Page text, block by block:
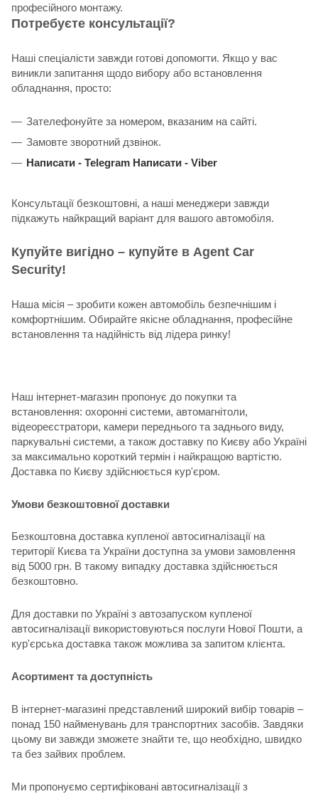
професійного монтажу.
Потребуєте консультації?
Наші спеціалісти завжди готові допомогти. Якщо у вас
виникли запитання щодо вибору або встановлення
обладнання, просто:
Зателефонуйте за номером, вказаним на сайті.
Замовте зворотний дзвінок.
Написати - Telegram Написати - Viber
Консультації безкоштовні, а наші менеджери завжди
підкажуть найкращий варіант для вашого автомобіля.
Купуйте вигідно – купуйте в Agent Car
Security!
Наша місія – зробити кожен автомобіль безпечнішим і
комфортнішим. Обирайте якісне обладнання, професійне
встановлення та надійність від лідера ринку!
Наш інтернет-магазин пропонує до покупки та
встановлення: охоронні системи, автомагнітоли,
відеореєстратори, камери переднього та заднього виду,
паркувальні системи, а також доставку по Києву або Україні
за максимально короткий термін і найкращою вартістю.
Доставка по Києву здійснюється кур'єром.
Умови безкоштовної доставки
Безкоштовна доставка купленої автосигналізації на
території Києва та України доступна за умови замовлення
від 5000 грн. В такому випадку доставка здійснюється
безкоштовно.
Для доставки по Україні з автозапуском купленої
автосигналізації використовуються послуги Нової Пошти, а
кур'єрська доставка також можлива за запитом клієнта.
Асортимент та доступність
В інтернет-магазині представлений широкий вибір товарів –
понад 150 найменувань для транспортних засобів. Завдяки
цьому ви завжди зможете знайти те, що необхідно, швидко
та без зайвих проблем.
Ми пропонуємо сертифіковані автосигналізації з